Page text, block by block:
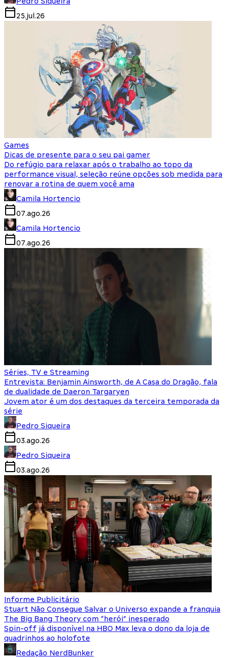
25.jul.26
Games
Dicas de presente para o seu pai gamer
Do refúgio para relaxar após o trabalho ao topo da
performance visual, seleção reúne opções sob medida para
renovar a rotina de quem você ama
Camila Hortencio
07.ago.26
Camila Hortencio
07.ago.26
Séries, TV e Streaming
Entrevista: Benjamin Ainsworth, de A Casa do Dragão, fala
de dualidade de Daeron Targaryen
Jovem ator é um dos destaques da terceira temporada da
série
Pedro Siqueira
03.ago.26
Pedro Siqueira
03.ago.26
Informe Publicitário
Stuart Não Consegue Salvar o Universo expande a franquia
The Big Bang Theory com “herói” inesperado
Spin-off já disponível na HBO Max leva o dono da loja de
quadrinhos ao holofote
Redação NerdBunker